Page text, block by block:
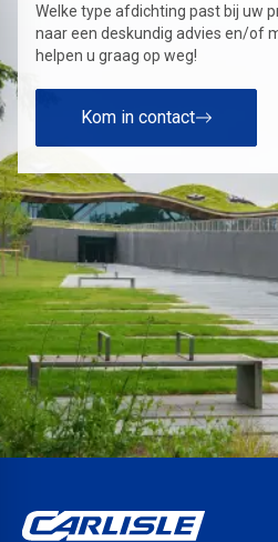
Welke type afdichting past bij uw
naar een deskundig advies en/of
helpen u graag op weg!
Kom in contact